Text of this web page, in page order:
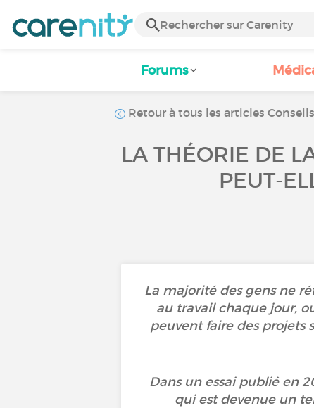
Forums
Retour à tous les articles Conseils
LA THÉORIE DE
PEUT-
La majorité des gens ne
au travail chaque jour,
peuvent faire des projets
Dans un essai publié en
qui est devenue un